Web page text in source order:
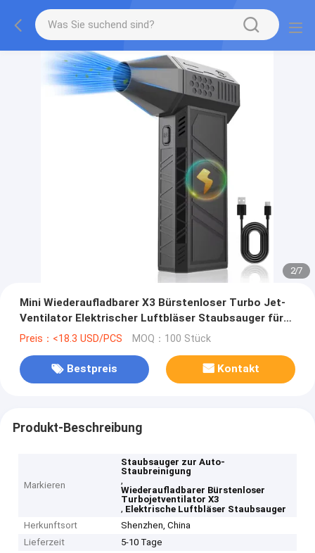
2/7
Mini Wiederaufladbarer X3 Bürstenloser Turbo Jet-
Ventilator Elektrischer Luftbläser Staubsauger für
die Staubreinigung von Autos
Preis：<18.3 USD/PCS MOQ：100 Stück
Bestpreis Kontakt
Produkt-Beschreibung
Markieren
Staubsauger zur Auto-
Staubreinigung
,
Wiederaufladbarer Bürstenloser
Turbojetventilator X3
, Elektrische Luftbläser Staubsauger
Herkunftsort
Shenzhen, China
Lieferzeit
5-10 Tage